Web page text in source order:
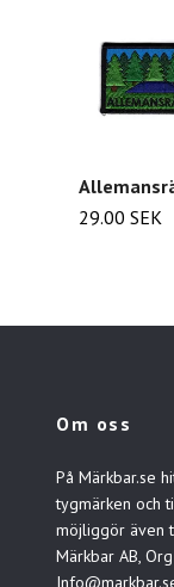
29.00 SEK
Om oss
På Märkbar.se
tygmärken och
möjliggör även
Märkbar AB,